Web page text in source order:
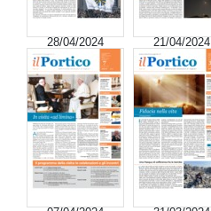
28/04/2024 21/04/2024